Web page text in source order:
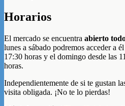
Horarios
El mercado se encuentra abierto
lunes a sábado podremos acceder a
17:30 horas y el domingo desde las
horas.
Independientemente de si te gustan
visita obligada. ¡No te lo pierdas!